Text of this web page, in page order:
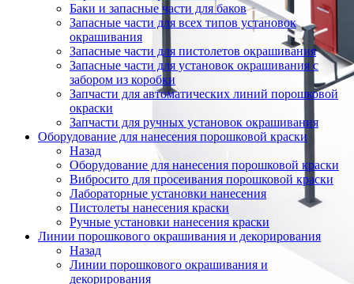
Баки и запасные части для баков
Запасные части для всех типов установок
окрашивания
Запасные части для пистолетов окрашивания
Запасные части для установок окрашивания с
забором из коробки
Запчасти для автоматических линий порошковой
окраски
Запчасти для ручных установок окрашивания
Оборудование для нанесения порошковой краски
Назад
Оборудование для нанесения порошковой краски
Вибросито для просеивания порошковой краски
Лабораторные установки нанесения
Пистолеты нанесения краски
Ручные установки нанесения краски
Линии порошкового окрашивания и декорирования
Назад
Линии порошкового окрашивания и
декорирования